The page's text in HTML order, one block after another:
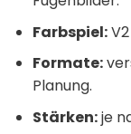
Farbspiel:V2
Formate:
Planung.
Stärken:je